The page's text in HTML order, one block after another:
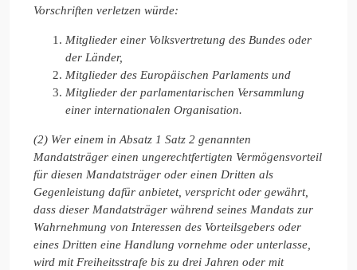
Vorschriften verletzen würde:
Mitglieder einer Volksvertretung des Bundes oder
der Länder,
Mitglieder des Europäischen Parlaments und
Mitglieder der parlamentarischen Versammlung
einer internationalen Organisation.
(2) Wer einem in Absatz 1 Satz 2 genannten
Mandatsträger einen ungerechtfertigten Vermögensvorteil
für diesen Mandatsträger oder einen Dritten als
Gegenleistung dafür anbietet, verspricht oder gewährt,
dass dieser Mandatsträger während seines Mandats zur
Wahrnehmung von Interessen des Vorteilsgebers oder
eines Dritten eine Handlung vornehme oder unterlasse,
wird mit Freiheitsstrafe bis zu drei Jahren oder mit